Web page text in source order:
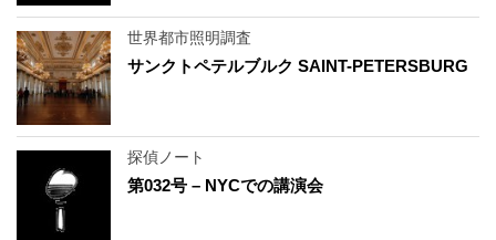
世界都市照明調査
サンクトペテルブルク SAINT-PETERSBURG
探偵ノート
第032号 – NYCでの講演会